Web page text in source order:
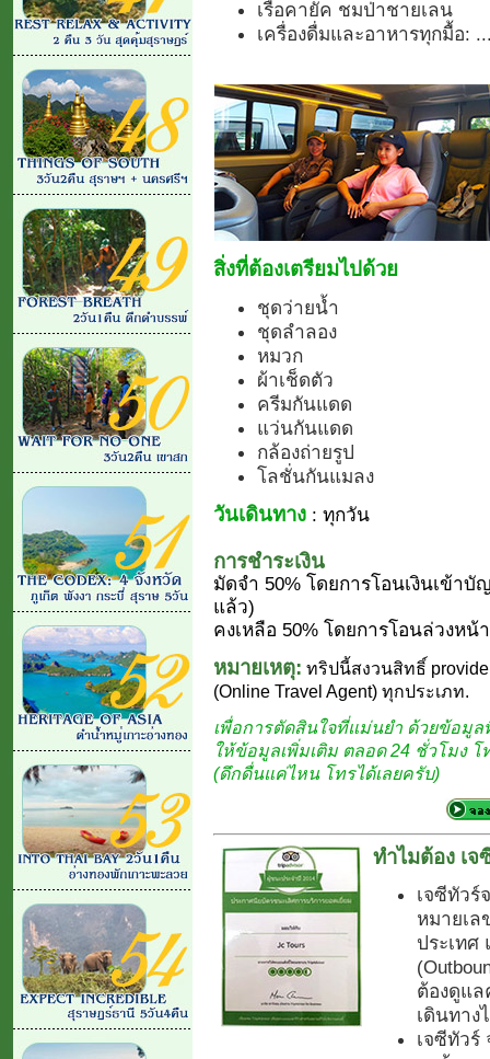
เรือคายัค ชมป่าชายเลน
เครื่องดื่มและอาหารทุกมื้อ:
สิ่งที่ต้องเตรียมไปด้วย
ชุดว่ายน้ำ
ชุดลำลอง
หมวก
ผ้าเช็ดตัว
ครีมกันแดด
แว่นกันแดด
กล้องถ่ายรูป
โลชั่นกันแมลง
วันเดินทาง : ทุกวัน
การชำระเงิน
มัดจำ 50% โดยการโอนเงินเข้า
แล้ว)
คงเหลือ 50% โดยการโอนล่วงห
หมายเหตุ: ทริปนี้สงวนสิทธิ์
(Online Travel Agent) ทุกประเภท.
เพื่อการตัดสินใจที่แม่นยำ ด้วยข้อมูล
ให้ข้อมูลเพิ่มเติม ตลอด 24 ชั่วโมง โ
(ดึกดื่นแค่ไหน โทรได้เลยครับ)
ทำไมต้อง เ
เจซีทัวร์
หมายเล
ประเทศ
ต้องดูแล
เดินทาง
เจซีทัวร์